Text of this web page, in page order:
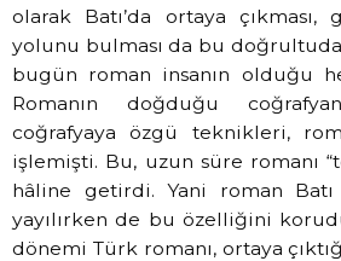
olarak Batı’da ortaya
yolunu bulması da bu
bugün roman insanın olduğu
Romanın doğduğu
coğrafyaya özgü teknikleri,
işlemişti. Bu, uzun süre romanı
hâline getirdi. Yani roman
yayılırken de bu özelliğini
dönemi Türk romanı, ortaya